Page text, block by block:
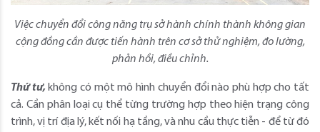
Việc chuyển đổi công năng trụ sở hành chính thành không gian
cộng đồng cần được tiến hành trên cơ sở thử nghiệm, đo lường,
phản hồi, điều chỉnh.
Thứ tư,không có một mô hình chuyển đổi nào phù hợp cho tất
cả. Cần phân loại cụ thể từng trường hợp theo hiện trạng công
trình, vị trí địa lý, kết nối hạ tầng, và nhu cầu thực tiễn - để từ đó